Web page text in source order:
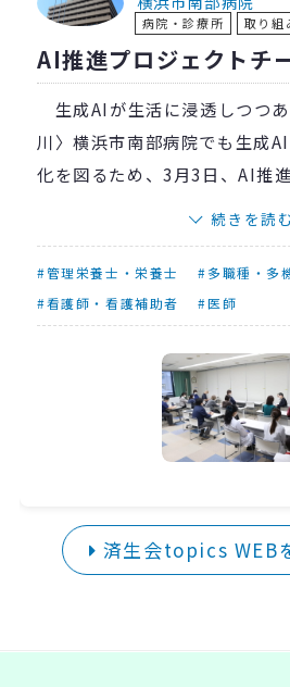
病院・診療所 取り組
AI推進プロジェクトチ
生成AIが生活に浸透しつつ
川〉横浜市南部病院でも生成
化を図るため、3月3日、AI推
されています。医師、看護師、
師、栄養士、検査技師、事務な
当日は、医療用生成AIや汎用
及、浸透という、このプロジ
ど、核となる大枠の部分を話し
当院が職員にとってより働き
ついて模索していきます！
続きを読む
#管理栄養士・栄養士
#多職種・多
#看護師・看護補助者
#医師
済生会topics WEB